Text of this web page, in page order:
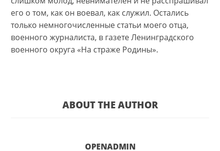
его о том, как он воевал, как служил. Остались
только немногочисленные статьи моего отца,
военного журналиста, в газете Ленинградского
военного округа «На страже Родины».
ABOUT THE AUTHOR
OPENADMIN